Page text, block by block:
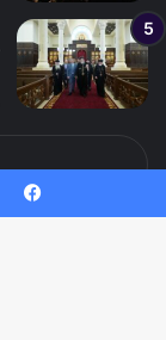
فيسبوك